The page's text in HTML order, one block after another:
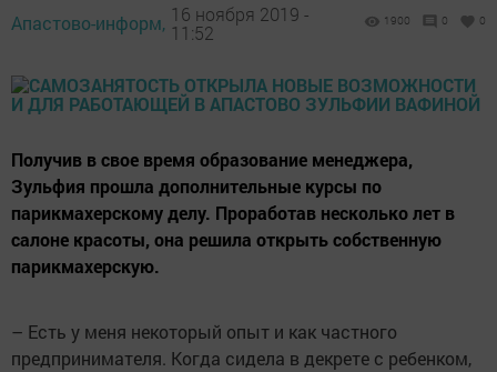
Апастово-информ, 16 ноября 2019 -
11:52
1900 0 0
Получив в свое время образование менеджера,
Зульфия прошла дополнительные курсы по
парикмахерскому делу. Проработав несколько лет в
салоне красоты, она решила открыть собственную
парикмахерскую.
– Есть у меня некоторый опыт и как частного
предпринимателя. Когда сидела в декрете с ребенком,